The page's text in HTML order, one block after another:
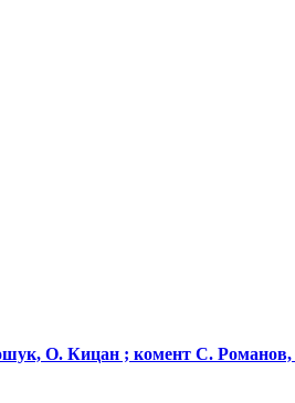
О. Кицан ; комент С. Романов,